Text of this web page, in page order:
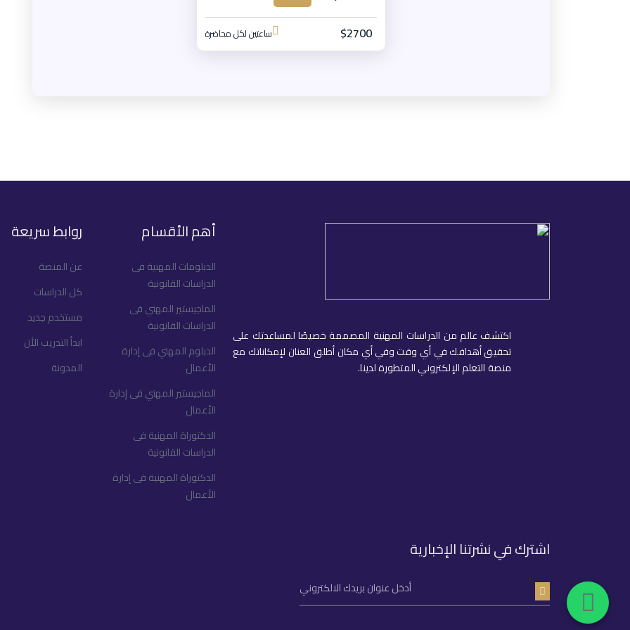
$2700 ساعتين لكل محاضرة
اكتشف عالم من الدراسات المهنية المصممة خصيصًا لمساعدتك على
تحقيق أهدافك في أي وقت وفي أي مكان أطلق العنان لإمكاناتك مع
منصة التعلم الإلكتروني المتطورة لدينا.
أهم الأقسام
الدبلومات المهنية فى
الدراسات القانونية
الماجيستير المهني فى
الدراسات القانونية
الدبلوم المهني فى إدارة
الأعمال
الماجيستير المهني فى إدارة
الأعمال
الدكتوراة المهنية فى
الدراسات القانونية
الدكتوراة المهنية فى إدارة
الأعمال
روابط سريعة
عن المنصة
كل الدراسات
مستخدم جديد
ابدأ التدريب الأن
المدونة
اشترك في نشرتنا الإخبارية